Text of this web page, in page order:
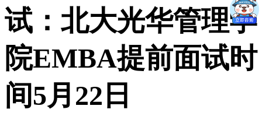
试：北大光华管理学
院EMBA提前面试时
间5月22日